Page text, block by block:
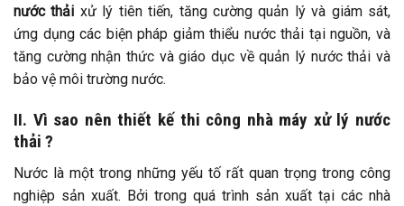
nước thải xử lý tiên tiến, tăng cường quản lý và giám sát,
ứng dụng các biện pháp giảm thiểu nước thải tại nguồn, và
tăng cường nhận thức và giáo dục về quản lý nước thải và
bảo vệ môi trường nước.
II. Vì sao nên thiết kế thi công nhà máy xử lý nước
thải ?
Nước là một trong những yếu tố rất quan trọng trong công
nghiệp sản xuất. Bởi trong quá trình sản xuất tại các nhà